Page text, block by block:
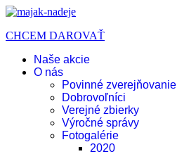
CHCEM DAROVAŤ
Naše akcie
O nás
Povinné zverejňovanie
Dobrovoľníci
Verejné zbierky
Výročné správy
Fotogalérie
2020